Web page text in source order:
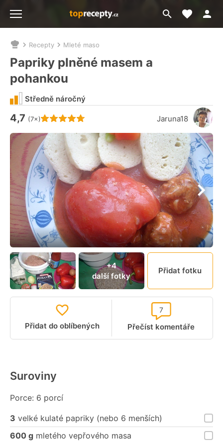
Přejít
na
Moje
Nacházíte
se
zde:
Recepty Mleté maso
Papriky plněné masem a
pohankou
Hodnocení receptu je
4,7 (7×) Jaruna18
Středně náročný
+4
další fotky
Přidat fotku
Přidat do oblíbených Přečíst komentáře
7
Suroviny
Porce: 6 porcí
3 velké kulaté papriky (nebo 6 menších)
600 g mletého vepřového masa